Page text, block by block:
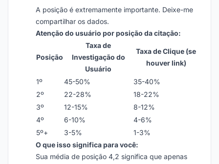
A posição é extremamente importante. Deixe-me
compartilhar os dados.
Atenção do usuário por posição da citação:
Posição
Taxa de
Investigação do
Usuário
Taxa de Clique (se
houver link)
1º 45-50%
35-40%
2º
22-28%
18-22%
3º
12-15%
8-12%
4º
6-10%
4-6%
5º+
3-5%
1-3%
O que isso significa para você:
Sua média de posição 4,2 significa que apenas